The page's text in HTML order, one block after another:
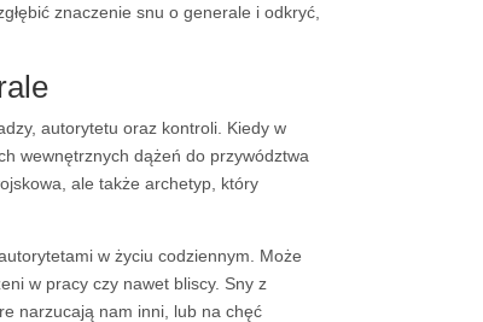
znaczenie snu o generale i odkryć,
autorytetu oraz kontroli. Kiedy w
wewnętrznych dążeń do przywództwa
ale także archetyp, który
w życiu codziennym. Może
w pracy czy nawet bliscy. Sny z
narzucają nam inni, lub na chęć